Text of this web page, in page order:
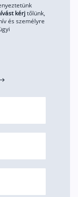
az 50 leggyakoribb
Otthonbiztosítás
kérjtőlünk,
és személyre